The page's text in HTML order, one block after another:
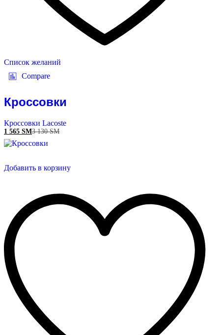
Список желаний
Compare
Кроссовки
Кроссовки Lacoste
1 565 ЅМ3 130ЅМ
Добавить в корзину